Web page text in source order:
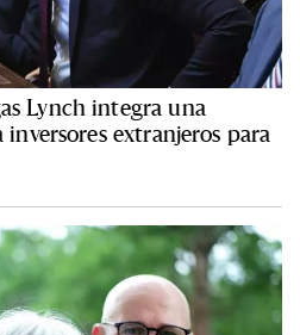
Lynch integra una
inversores extranjeros para